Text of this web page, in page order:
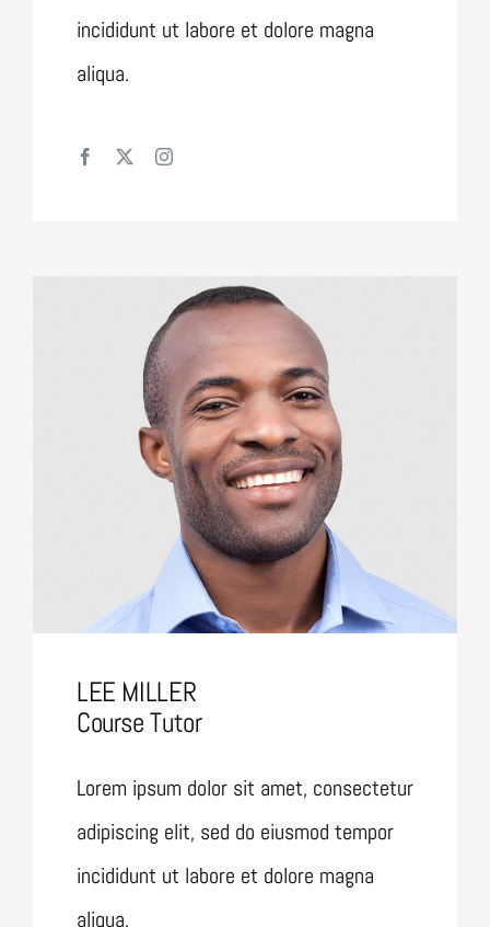
incididunt ut labore et dolore magna
aliqua.
LEE MILLER
Course Tutor
Lorem ipsum dolor sit amet, consectetur
adipiscing elit, sed do eiusmod tempor
incididunt ut labore et dolore magna
aliqua.